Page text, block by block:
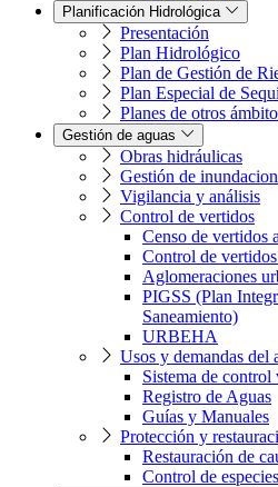
Planificación Hidrológica
Presentación
Plan Hidrológico
Plan de Gestión de
Plan Especial de
Planes de otros
Gestión de aguas
Obras hidráulicas
Gestión de
Vigilancia y análisis
Control de vertidos
Censo de vertidos
Control de
Aglomeraciones
PIGSS (Plan
Saneamiento)
URBEHA
Usos y demandas del
Sistema de
Registro de Aguas
Guías y Manuales
Protección y
Restauración de
Control de